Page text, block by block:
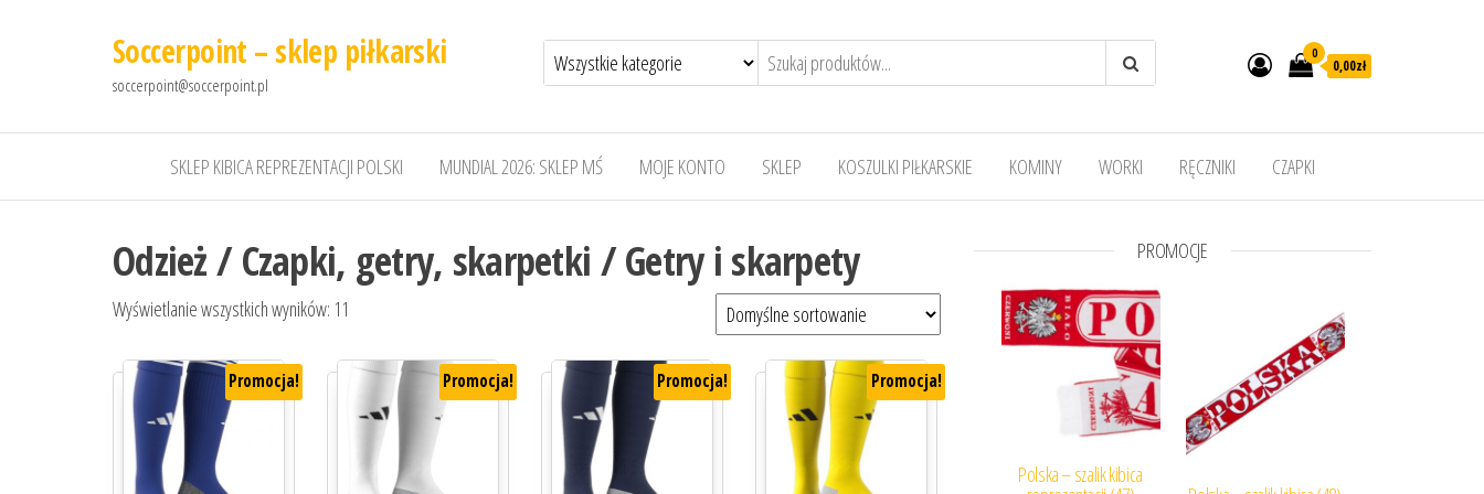
Soccerpoint – sklep piłkarski
soccerpoint@soccerpoint.pl
0
0,00zł
SKLEP KIBICA REPREZENTACJI POLSKI MUNDIAL 2026: SKLEP MŚ MOJE KONTO SKLEP KOSZULKI PIŁKARSKIE KOMINY WORKI RĘCZNIKI CZAPKI
Odzież / Czapki, getry, skarpetki / Getry i skarpety
Wyświetlanie wszystkich wyników: 11
Promocja! Promocja! Promocja! Promocja!
PROMOCJE
Polska – szalik kibica